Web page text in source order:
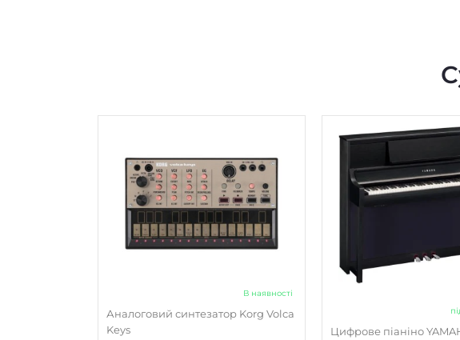
В наявності
Аналоговий синтезатор Korg Volca
Keys
Цифрове піаніно